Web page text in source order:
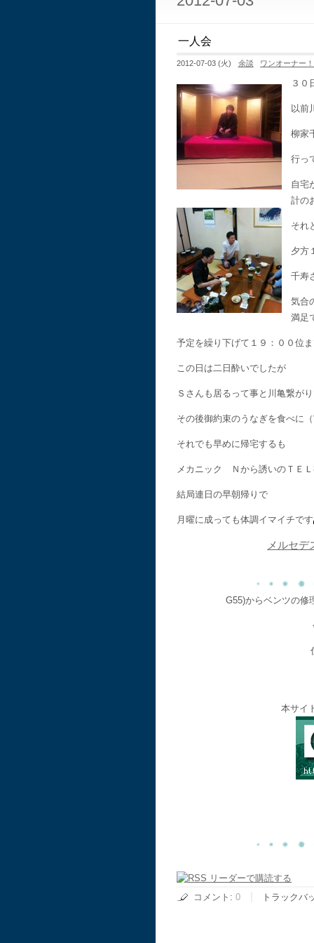
一人会
2012-07-03 (火) 余談 ワンオーナー！
３０
以前
柳家
行っ
自宅
計の
それ
夕方
千寿
気合
満足
予定を繰り下げて１９：００位
この日は二日酔いでしたが
Ｓさんも居るって事と川亀繋が
その後御約束のうなぎを食べに
それでも早めに帰宅するも
メカニック Ｎから誘いのＴＥＬ
結局連日の早朝帰りで
月曜に成っても体調イマイチです
メルセデ
G55)からベンツの修
本サイ
コメント : 0 トラックバ